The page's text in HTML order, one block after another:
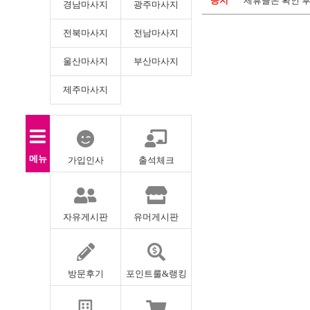
경남마사지 광주마사지
전북마사지 전남마사지
울산마사지 부산마사지
제주마사지
메뉴 가입인사 출석체크
자유게시판 유머게시판
방문후기 포인트룰&랭킹